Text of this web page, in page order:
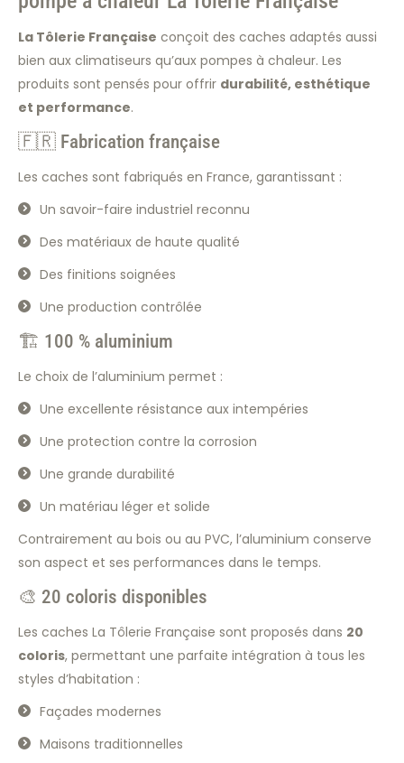
La Tôlerie Française conçoit des caches adaptés aussi
bien aux climatiseurs qu’aux pompes à chaleur. Les
produits sont pensés pour offrir durabilité, esthétique
et performance.
🇫🇷 Fabrication française
Les caches sont fabriqués en France, garantissant :
Un savoir-faire industriel reconnu
Des matériaux de haute qualité
Des finitions soignées
Une production contrôlée
🏗️ 100 % aluminium
Le choix de l’aluminium permet :
Une excellente résistance aux intempéries
Une protection contre la corrosion
Une grande durabilité
Un matériau léger et solide
Contrairement au bois ou au PVC, l’aluminium conserve
son aspect et ses performances dans le temps.
🎨 20 coloris disponibles
Les caches La Tôlerie Française sont proposés dans 20
coloris, permettant une parfaite intégration à tous les
styles d’habitation :
Façades modernes
Maisons traditionnelles